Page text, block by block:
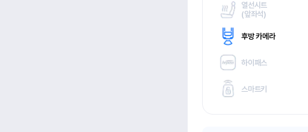
열선시트
(앞좌석)
후방 카메라
하이패스
스마트키